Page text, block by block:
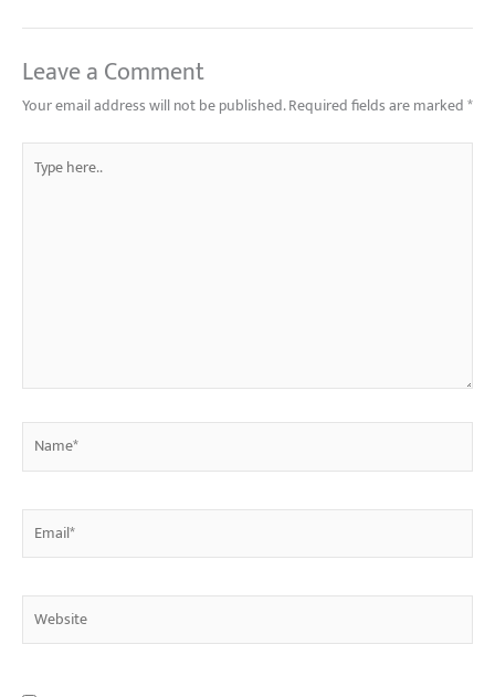
Leave a Comment
Your email address will not be published.Required fields are marked*
here..
Website